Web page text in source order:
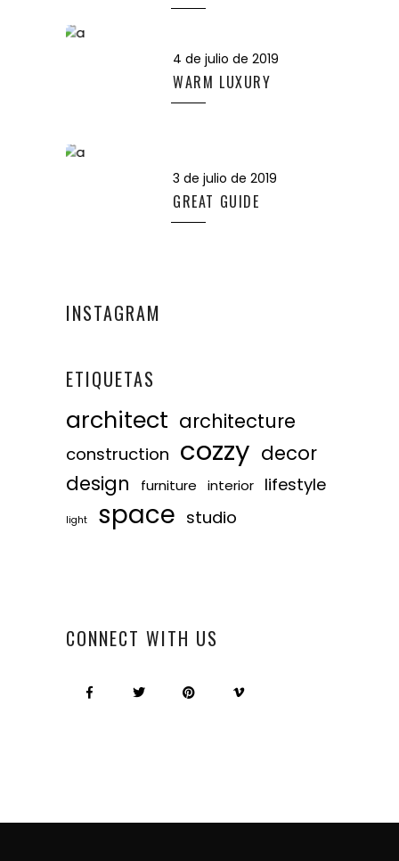
4 de julio de 2019
WARM LUXURY
3 de julio de 2019
GREAT GUIDE
INSTAGRAM
ETIQUETAS
architect architecture
construction cozzy decor
design
furniture interior lifestyle
light space studio
CONNECT WITH US